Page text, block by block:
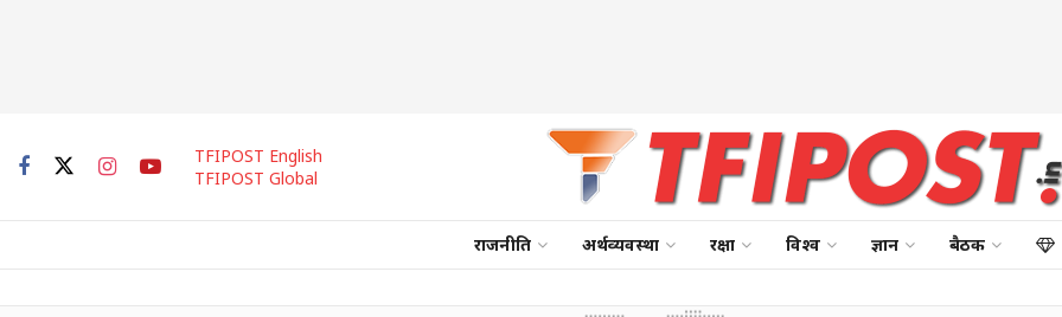
TFIPOST English
TFIPOST Global
राजनीति अर्थव्यवस्था रक्षा विश्व ज्ञान बैठक